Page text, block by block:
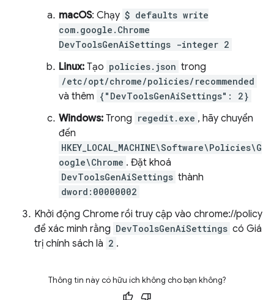
macOS: Chạy $ defaults write
com.google.Chrome
DevToolsGenAiSettings -integer 2
Linux: Tạo policies.json trong
/etc/opt/chrome/policies/recommended
và thêm {"DevToolsGenAiSettings": 2}
Windows: Trong regedit.exe , hãy chuyển
đến
HKEY_LOCAL_MACHINE\Software\Policies\G
oogle\Chrome . Đặt khoá
DevToolsGenAiSettings thành
dword:00000002
Khởi động Chrome rồi truy cập vào chrome://policy
để xác minh rằng DevToolsGenAiSettings có Giá
trị chính sách là 2 .
Thông tin này có hữu ích không cho bạn không?